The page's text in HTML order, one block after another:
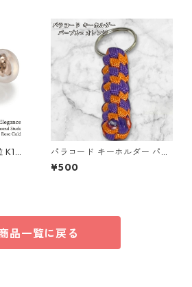
K18
ス
プ
パラコード キーホルダー パー
プル オレンジ 編み込み s19
¥500
品一覧に戻る